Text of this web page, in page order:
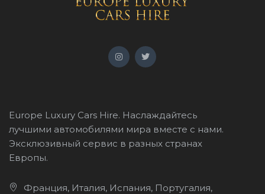
Europe Luxury Cars Hire. Наслаждайтесь
лучшими автомобилями мира вместе с нами.
Эксклюзивный сервис в разных странах
Европы.
Франция, Италия, Испания, Португалия,